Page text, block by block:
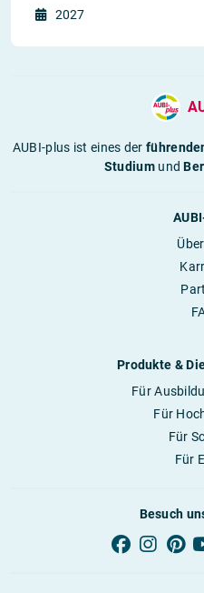
2027
AUBI-plus ist eines der
Studiumund
Produkte &
Für
Für
Für
Für
Besuch